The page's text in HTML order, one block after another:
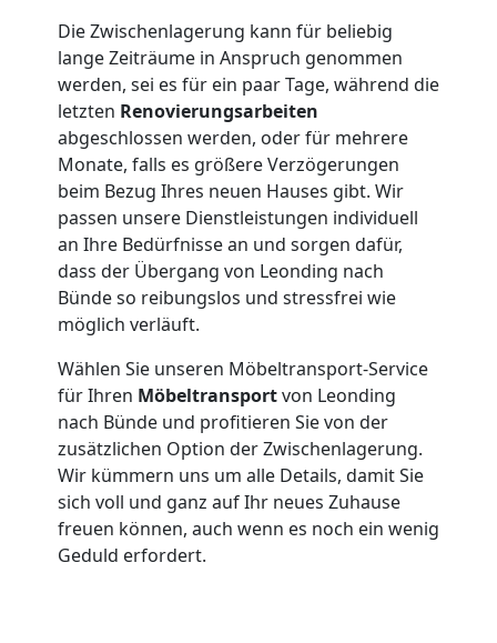
Die Zwischenlagerung kann für beliebig
lange Zeiträume in Anspruch genommen
werden, sei es für ein paar Tage, während die
letzten Renovierungsarbeiten
abgeschlossen werden, oder für mehrere
Monate, falls es größere Verzögerungen
beim Bezug Ihres neuen Hauses gibt. Wir
passen unsere Dienstleistungen individuell
an Ihre Bedürfnisse an und sorgen dafür,
dass der Übergang von Leonding nach
Bünde so reibungslos und stressfrei wie
möglich verläuft.
Wählen Sie unseren Möbeltransport-Service
für Ihren Möbeltransportvon Leonding
nach Bünde und profitieren Sie von der
zusätzlichen Option der Zwischenlagerung.
Wir kümmern uns um alle Details, damit Sie
sich voll und ganz auf Ihr neues Zuhause
freuen können, auch wenn es noch ein wenig
Geduld erfordert.